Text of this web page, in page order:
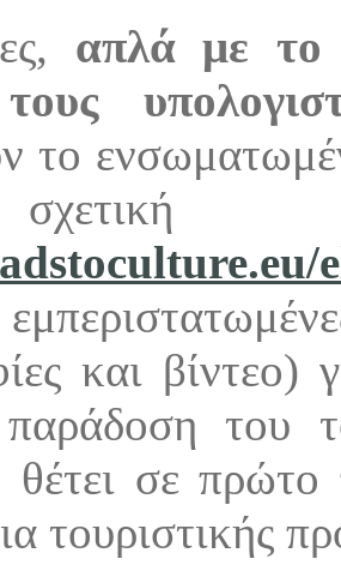
απλά με το
το
και βίντεο)
παράδοση
θέτει σε
τουριστικής